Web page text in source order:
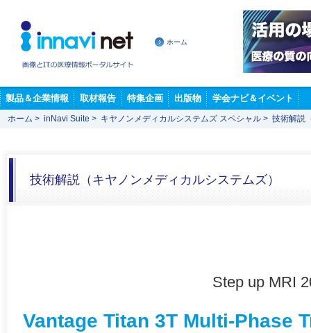
ホーム
製品＆企業情報 取材報告 特集企画 出版物 学会ナビ＆イベント
ホーム > inNavi Suite > キヤノンメディカルシステムズ スペシャル > 技術解説
技術解説（キヤノンメディカルシステムズ）
Step up MRI
Vantage Titan 3T Multi-Phase